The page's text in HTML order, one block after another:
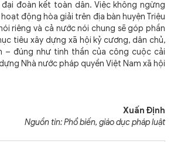
đoàn kết toàn dân. Việc không ngừng
động hòa giải trên địa bàn huyện Triệu
riêng và cả nước nói chung sẽ góp phần
tiêu xây dựng xã hội kỷ cương, dân chủ,
– đúng như tinh thần của công cuộc cải
Nhà nước pháp quyền Việt Nam xã hội
Xuấn Định
Nguồn tin: Phổ biến, giáo dục pháp luật